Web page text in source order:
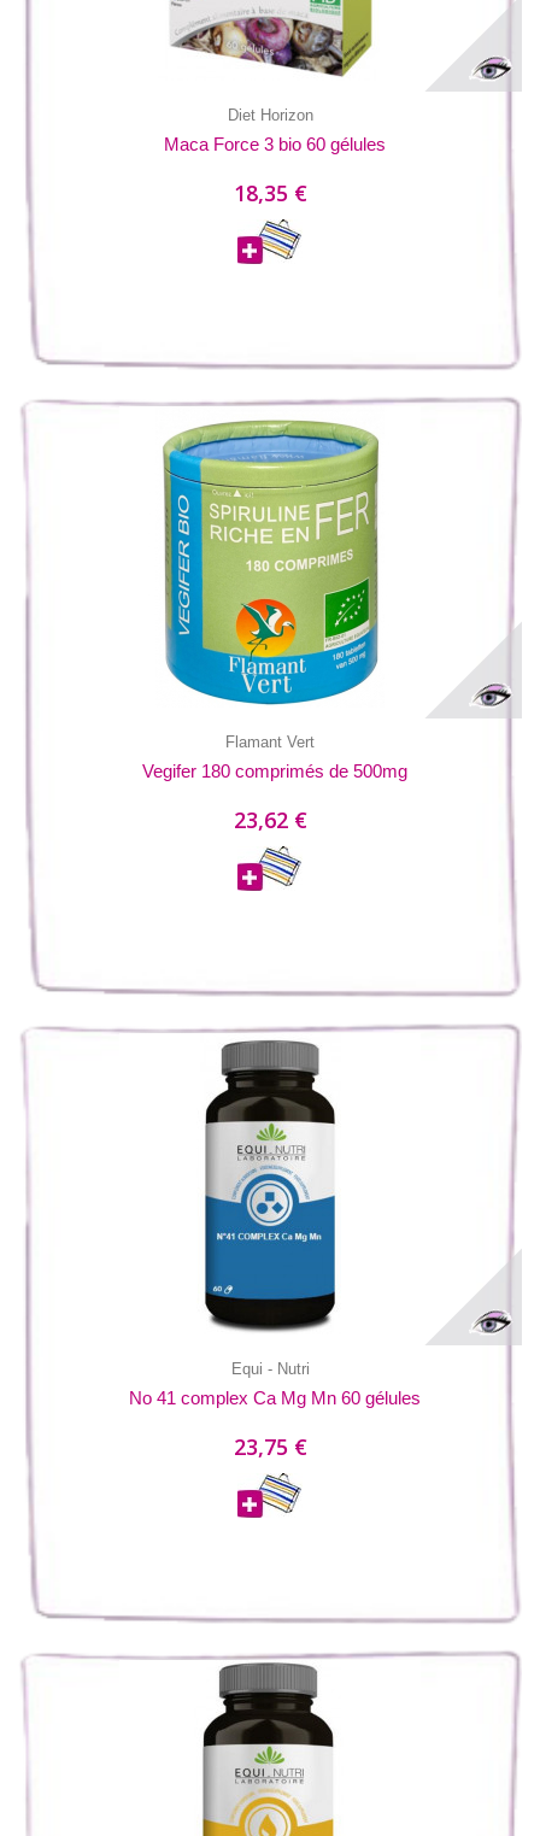
Diet Horizon
Maca Force 3 bio 60 gélules
18,35 €
Flamant Vert
Vegifer 180 comprimés de 500mg
23,62 €
Equi - Nutri
No 41 complex Ca Mg Mn 60 gélules
23,75 €